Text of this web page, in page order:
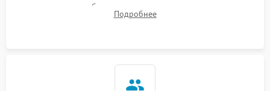
сопротивления обмоток мотора, проверка термостата и
считывание кодов ошибок с электронного дисплея.
Подробнее